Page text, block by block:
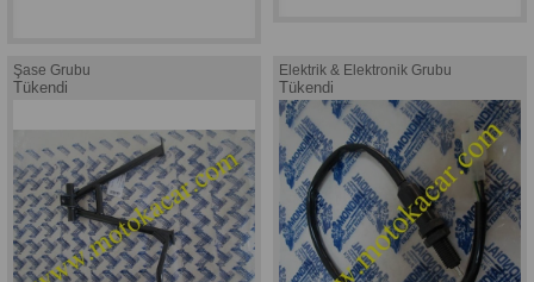
Şase Grubu
Tükendi
Elektrik & Elektronik Grubu
Tükendi